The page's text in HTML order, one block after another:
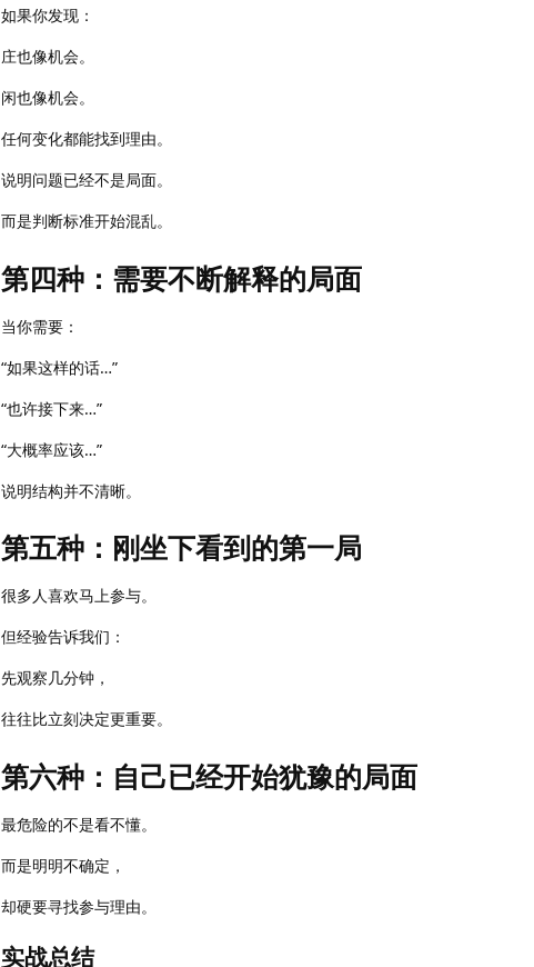
如果你发现：
庄也像机会。
闲也像机会。
任何变化都能找到理由。
说明问题已经不是局面。
而是判断标准开始混乱。
第四种：需要不断解释的局面
当你需要：
“如果这样的话…”
“也许接下来…”
“大概率应该…”
说明结构并不清晰。
第五种：刚坐下看到的第一局
很多人喜欢马上参与。
但经验告诉我们：
先观察几分钟，
往往比立刻决定更重要。
第六种：自己已经开始犹豫的局面
最危险的不是看不懂。
而是明明不确定，
却硬要寻找参与理由。
实战总结